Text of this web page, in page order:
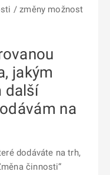
/ změny možnost
jakým
další
na
dodáváte na trh,
činnosti“